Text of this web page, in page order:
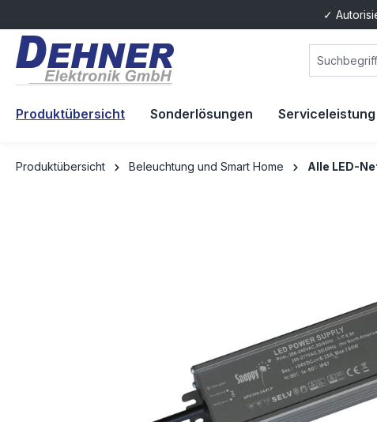
✓
Produktübersicht Sonderlösungen Serviceleistung
Produktübersicht Beleuchtung und Smart Home Alle LED-